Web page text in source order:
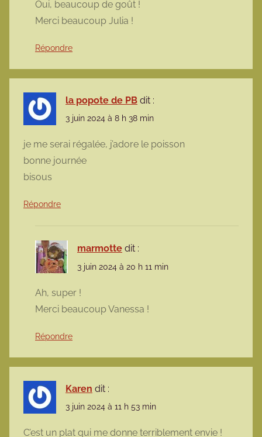
Oui, beaucoup de goût !
Merci beaucoup Julia !
Répondre
la popote de PB dit :
3 juin 2024 à 8 h 38 min
je me serai régalée, j’adore le poisson
bonne journée
bisous
Répondre
marmotte dit :
3 juin 2024 à 20 h 11 min
Ah, super !
Merci beaucoup Vanessa !
Répondre
Karen dit :
3 juin 2024 à 11 h 53 min
C’est un plat qui me donne terriblement envie !